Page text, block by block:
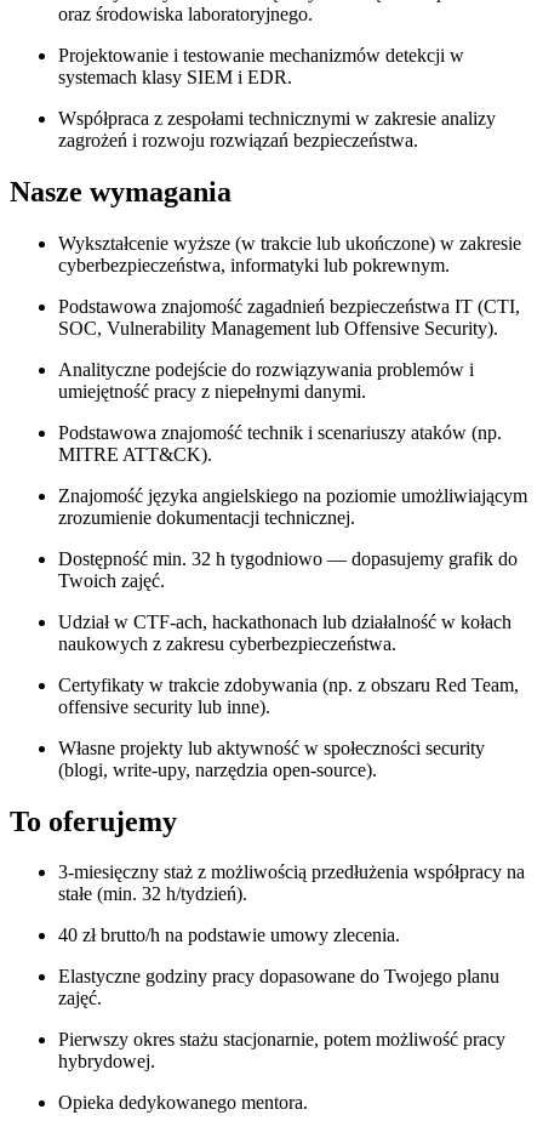
oraz środowiska laboratoryjnego.
Projektowanie i testowanie mechanizmów detekcji w
systemach klasy SIEM i EDR.
Współpraca z zespołami technicznymi w zakresie analizy
zagrożeń i rozwoju rozwiązań bezpieczeństwa.
Nasze wymagania
Wykształcenie wyższe (w trakcie lub ukończone) w zakresie
cyberbezpieczeństwa, informatyki lub pokrewnym.
Podstawowa znajomość zagadnień bezpieczeństwa IT (CTI,
SOC, Vulnerability Management lub Offensive Security).
Analityczne podejście do rozwiązywania problemów i
umiejętność pracy z niepełnymi danymi.
Podstawowa znajomość technik i scenariuszy ataków (np.
MITRE ATT&CK).
Znajomość języka angielskiego na poziomie umożliwiającym
zrozumienie dokumentacji technicznej.
Dostępność min. 32 h tygodniowo — dopasujemy grafik do
Twoich zajęć.
Udział w CTF-ach, hackathonach lub działalność w kołach
naukowych z zakresu cyberbezpieczeństwa.
Certyfikaty w trakcie zdobywania (np. z obszaru Red Team,
offensive security lub inne).
Własne projekty lub aktywność w społeczności security
(blogi, write-upy, narzędzia open-source).
To oferujemy
3-miesięczny staż z możliwością przedłużenia współpracy na
stałe (min. 32 h/tydzień).
40 zł brutto/h na podstawie umowy zlecenia.
Elastyczne godziny pracy dopasowane do Twojego planu
zajęć.
Pierwszy okres stażu stacjonarnie, potem możliwość pracy
hybrydowej.
Opieka dedykowanego mentora.